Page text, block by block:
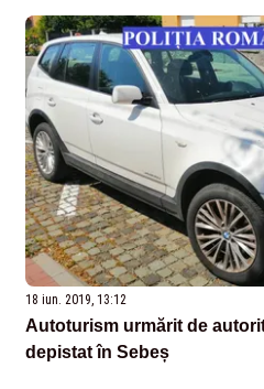
18 iun. 2019, 13:12
Autoturism urmărit de
depistat în Sebeș